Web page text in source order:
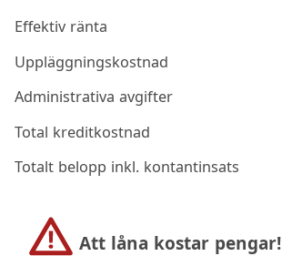
Effektiv ränta
Uppläggningskostnad
Administrativa avgifter
Total kreditkostnad
Totalt belopp inkl. kontantinsats
Att låna kostar pengar!